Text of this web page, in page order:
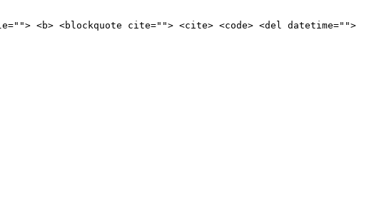
<b> <blockquote cite=""> <cite> <code> <del datetime="">